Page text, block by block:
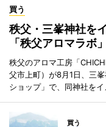
買う
秩父・三峯神社を
「秩父アロマラボ
秩父のアロマ工房「
父市上町）が8月1日、三
ショップ」で、同神社を
買う